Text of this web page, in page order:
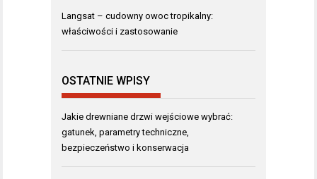
Langsat – cudowny owoc tropikalny:
właściwości i zastosowanie
OSTATNIE WPISY
Jakie drewniane drzwi wejściowe wybrać:
gatunek, parametry techniczne,
bezpieczeństwo i konserwacja